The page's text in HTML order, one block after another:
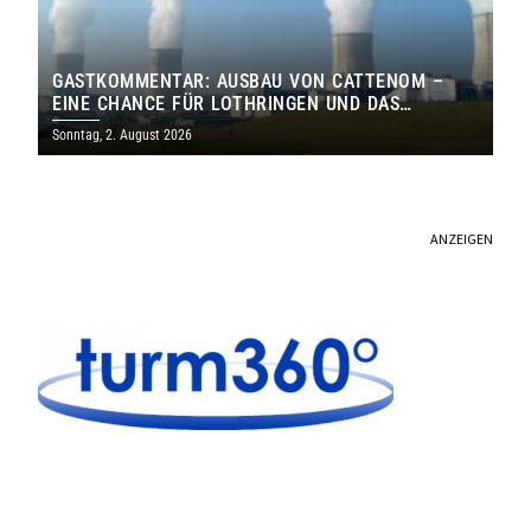
GASTKOMMENTAR: AUSBAU VON CATTENOM –
EINE CHANCE FÜR LOTHRINGEN UND DAS
SAARLAND
Sonntag, 2. August 2026
ANZEIGEN